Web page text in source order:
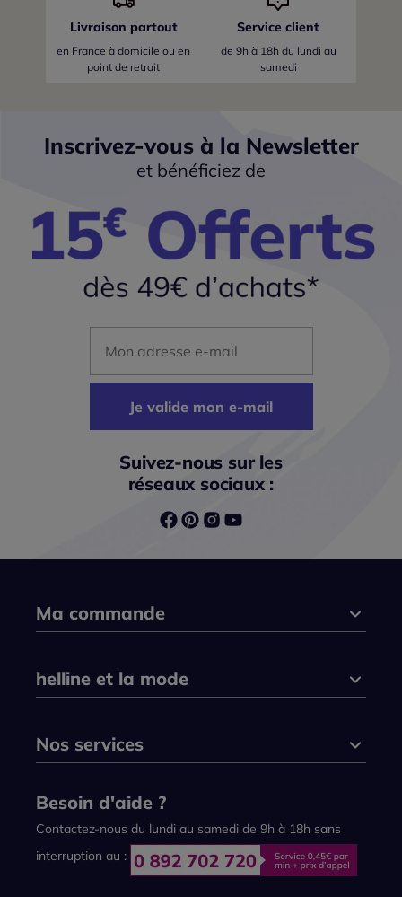
Livraison partout
en France à domicile ou en
point de retrait
Service client
de 9h à 18h du lundi au
samedi
Inscrivez-vous à la Newsletter
et bénéficiez de
Je valide mon e-mail
Suivez-nous sur les
réseaux sociaux :
Ma commande
helline et la mode
Nos services
Besoin d'aide ?
Contactez-nous du lundi au samedi de 9h à 18h sans
interruption au :